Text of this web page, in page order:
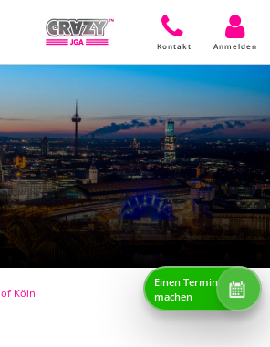
Kontakt Anmelden
of Köln
Einen Termin
machen